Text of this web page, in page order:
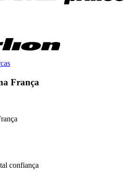
França
confiança